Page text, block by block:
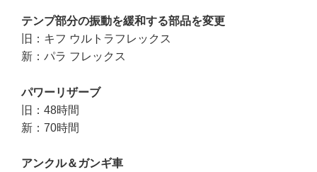
テンプ部分の振動を緩和する部品を変更
旧：キフ ウルトラフレックス
新：パラ フレックス
パワーリザーブ
旧：48時間
新：70時間
アンクル＆ガンギ車